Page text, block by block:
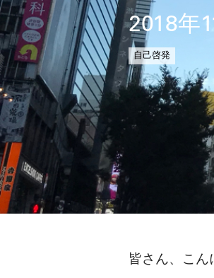
2018年
自己啓発
皆さん、こん